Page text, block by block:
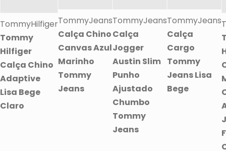
TommyHilfiger
Tommy
Hilfiger
Calça Chino
Adaptive
Lisa Bege
Claro
TommyJeans
Calça Chino
Canvas Azul
Marinho
Tommy
Jeans
TommyJeans
Calça
Jogger
Austin Slim
Punho
Ajustado
Chumbo
Tommy
Jeans
TommyJeans
Calça
Cargo
Tommy
Jeans Lisa
Bege